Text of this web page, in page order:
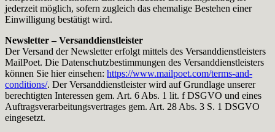
jederzeit möglich, sofern zugleich das ehemalige Bestehen einer
Einwilligung bestätigt wird.
Newsletter – Versanddienstleister
Der Versand der Newsletter erfolgt mittels des Versanddienstleisters
MailPoet. Die Datenschutzbestimmungen des Versanddienstleisters
können Sie hier einsehen: https://www.mailpoet.com/terms-and-
conditions/. Der Versanddienstleister wird auf Grundlage unserer
berechtigten Interessen gem. Art. 6 Abs. 1 lit. f DSGVO und eines
Auftragsverarbeitungsvertrages gem. Art. 28 Abs. 3 S. 1 DSGVO
eingesetzt.